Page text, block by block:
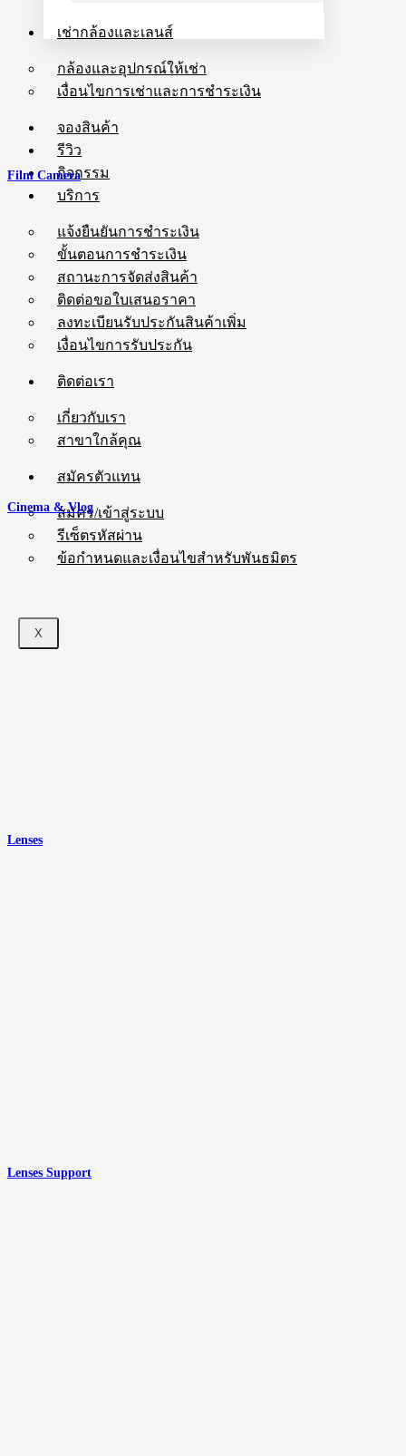
เช่ากล้องและเลนส์
กล้องและอุปกรณ์ให้เช่า
เงื่อนไขการเช่าและการชำระเงิน
จองสินค้า
รีวิว
กิจกรรม
บริการ
แจ้งยืนยันการชำระเงิน
ขั้นตอนการชำระเงิน
สถานะการจัดส่งสินค้า
ติดต่อขอใบเสนอราคา
ลงทะเบียนรับประกันสินค้าเพิ่ม
เงื่อนไขการรับประกัน
ติดต่อเรา
เกี่ยวกับเรา
สาขาใกล้คุณ
สมัครตัวแทน
สมัคร/เข้าสู่ระบบ
รีเซ็ตรหัสผ่าน
ข้อกำหนดและเงื่อนไขสำหรับพันธมิตร
X
Film Camera
Cinema & Vlog
Lenses
Lenses Support